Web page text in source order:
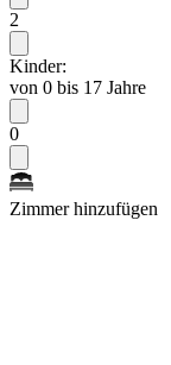
2
Kinder:
von 0 bis 17 Jahre
0
Zimmer hinzufügen